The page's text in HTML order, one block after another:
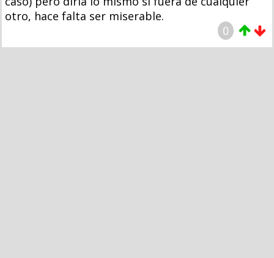
otro, hace falta ser miserable.
0